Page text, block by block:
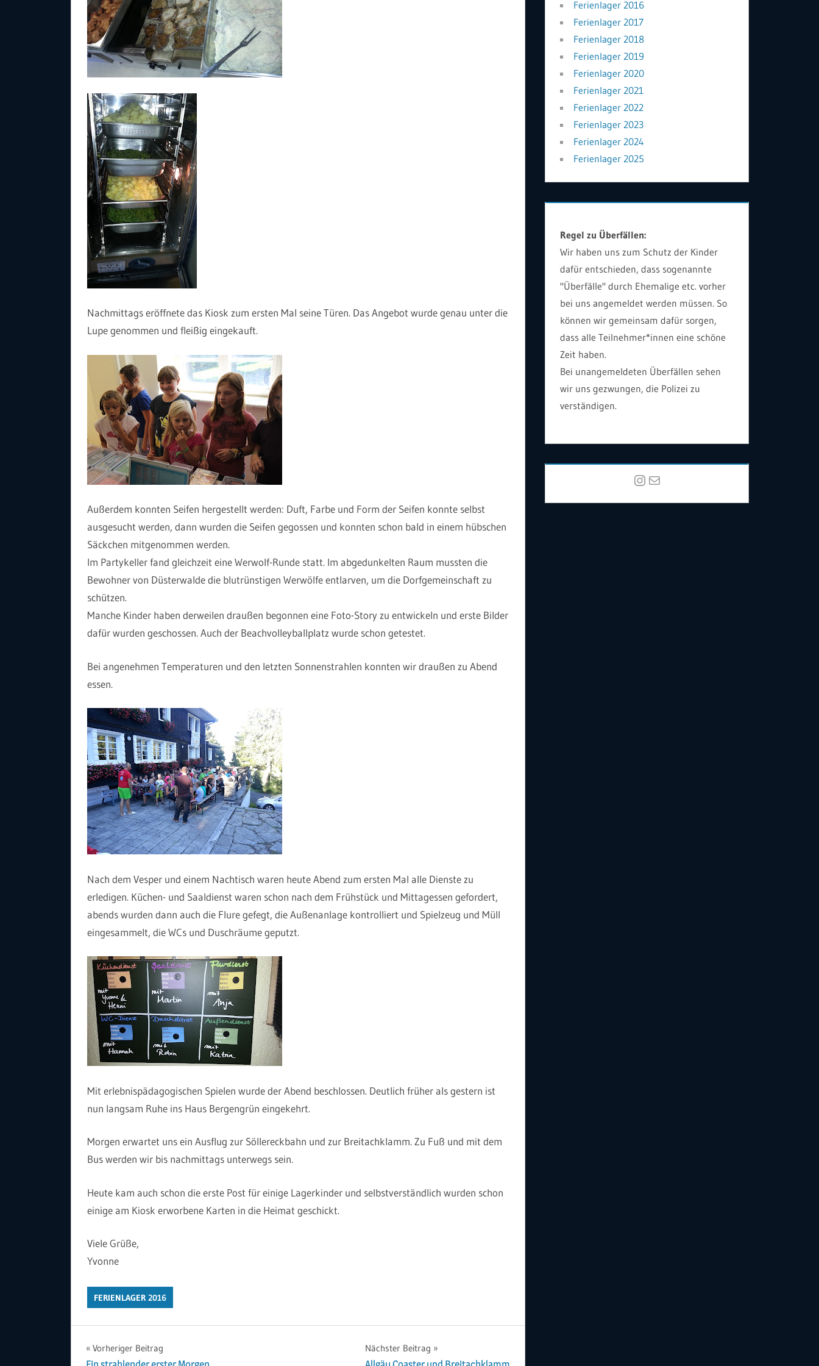
Nachmittags eröffnete das Kiosk zum ersten Mal seine Türen. Das Angebot wurde genau unter die
Lupe genommen und fleißig eingekauft.
Außerdem konnten Seifen hergestellt werden: Duft, Farbe und Form der Seifen konnte selbst
ausgesucht werden, dann wurden die Seifen gegossen und konnten schon bald in einem hübschen
Säckchen mitgenommen werden.
Im Partykeller fand gleichzeit eine Werwolf-Runde statt. Im abgedunkelten Raum mussten die
Bewohner von Düsterwalde die blutrünstigen Werwölfe entlarven, um die Dorfgemeinschaft zu
schützen.
Manche Kinder haben derweilen draußen begonnen eine Foto-Story zu entwickeln und erste Bilder
dafür wurden geschossen. Auch der Beachvolleyballplatz wurde schon getestet.
Bei angenehmen Temperaturen und den letzten Sonnenstrahlen konnten wir draußen zu Abend
essen.
Nach dem Vesper und einem Nachtisch waren heute Abend zum ersten Mal alle Dienste zu
erledigen. Küchen- und Saaldienst waren schon nach dem Frühstück und Mittagessen gefordert,
abends wurden dann auch die Flure gefegt, die Außenanlage kontrolliert und Spielzeug und Müll
eingesammelt, die WCs und Duschräume geputzt.
Mit erlebnispädagogischen Spielen wurde der Abend beschlossen. Deutlich früher als gestern ist
nun langsam Ruhe ins Haus Bergengrün eingekehrt.
Morgen erwartet uns ein Ausflug zur Söllereckbahn und zur Breitachklamm. Zu Fuß und mit dem
Bus werden wir bis nachmittags unterwegs sein.
Heute kam auch schon die erste Post für einige Lagerkinder und selbstverständlich wurden schon
einige am Kiosk erworbene Karten in die Heimat geschickt.
Viele Grüße,
Yvonne
FERIENLAGER 2016
Beitragsnavigation
Vorheriger Beitrag Nächster Beitrag
Ferienlager 2016
Ferienlager 2017
Ferienlager 2018
Ferienlager 2019
Ferienlager 2020
Ferienlager 2021
Ferienlager 2022
Ferienlager 2023
Ferienlager 2024
Ferienlager 2025
Regel zu Überfällen:
Wir haben uns zum Schutz der Kinder
dafür entschieden, dass sogenannte
"Überfälle" durch Ehemalige etc. vorher
bei uns angemeldet werden müssen. So
können wir gemeinsam dafür sorgen,
dass alle Teilnehmer*innen eine schöne
Zeit haben.
Bei unangemeldeten Überfällen sehen
wir uns gezwungen, die Polizei zu
verständigen.
Instagram
E-Mail